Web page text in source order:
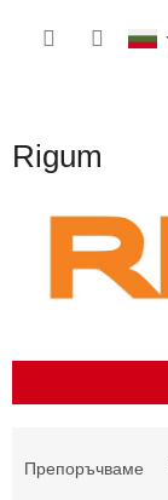
Rigum
Препоръчваме